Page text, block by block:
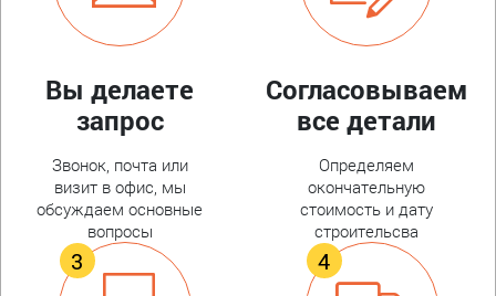
Вы делаете
запрос
Звонок, почта или
визит в офис, мы
обсуждаем основные
вопросы
Согласовываем
все детали
Определяем
окончательную
стоимость и дату
строительсва